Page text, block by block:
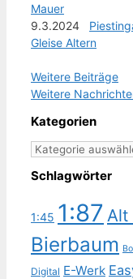
Mauer
9.3.2024
Gleise Altern
Weitere Beiträge
Weitere
Kategorien
Kategorien
Schlagwörter
1:45 1:87 Alt
Bierbaum
Digital E-Werk